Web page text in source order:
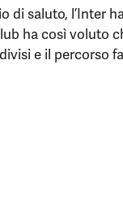
di saluto, l’Inter
ha così voluto
e il percorso